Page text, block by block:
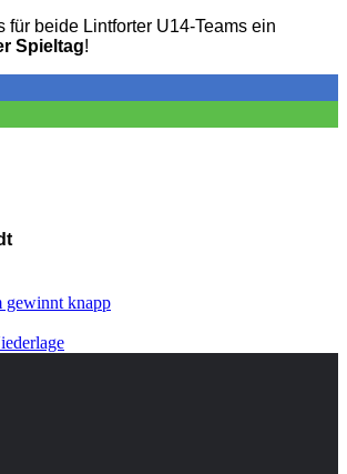
für beide Lintforter U14-Teams ein
Spieltag!
gewinnt knapp